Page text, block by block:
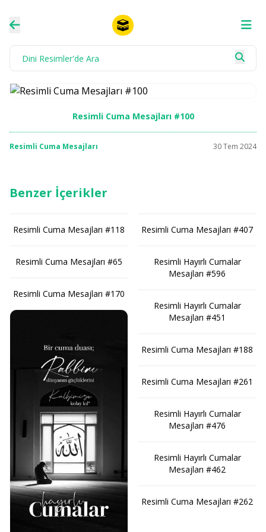
Resimli Cuma Mesajları #100
Resimli Cuma Mesajları 30 Tem 2024
Benzer İçerikler
Resimli Cuma Mesajları #118
Resimli Cuma Mesajları #65
Resimli Cuma Mesajları #170
Resimli Cuma Mesajları #407
Resimli Hayırlı Cumalar
Mesajları #596
Resimli Hayırlı Cumalar
Mesajları #451
Resimli Cuma Mesajları #188
Resimli Cuma Mesajları #261
Resimli Hayırlı Cumalar
Mesajları #476
Resimli Hayırlı Cumalar
Mesajları #462
Resimli Cuma Mesajları #262